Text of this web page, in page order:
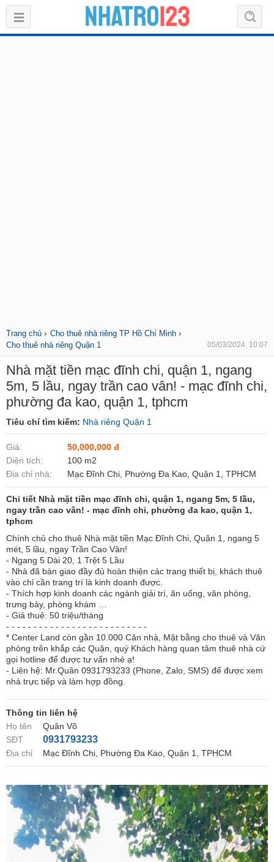
Trang chủ › Cho thuê nhà riêng TP Hồ Chí Minh ›
Cho thuê nhà riêng Quận 1 05/03/2024, 10:07
Nhà mặt tiền mạc đĩnh chi, quận 1, ngang
5m, 5 lầu, ngay trần cao vân! - mạc đĩnh chi,
phường đa kao, quận 1, tphcm
Tiêu chí tìm kiếm: Nhà riêng Quận 1
Giá:
50,000,000 đ
Diện tích:
100 m2
Địa chỉ nhà:
Mạc Đĩnh Chi, Phường Đa Kao, Quận 1, TPHCM
Chi tiết Nhà mặt tiền mạc đĩnh chi, quận 1, ngang 5m, 5 lầu,
ngay trần cao vân! - mạc đĩnh chi, phường đa kao, quận 1,
tphcm
Chính chủ cho thuê Nhà mặt tiền Mạc Đĩnh Chi, Quận 1, ngang 5
mét, 5 lầu, ngay Trần Cao Vân!
- Ngang 5 Dài 20, 1 Trệt 5 Lầu
- Nhà đã bàn giao đầy đủ hoàn thiện các trang thiết bị, khách thuê
vào chỉ cần trang trí là kinh doanh được.
- Thích hợp kinh doanh các ngành giải trí, ăn uống, văn phòng,
trưng bày, phòng khám …
- Giá thuê: 50 triệu/tháng
- - - - - - - - - - - - - - - - - - - - - - - - - -
* Center Land còn gần 10.000 Căn nhà, Mặt bằng cho thuê và Văn
phòng trên khắp các Quận, quý Khách hàng quan tâm thuê nhà cứ
gọi hotline để được tư vấn nhé ạ!
- Liên hệ: Mr.Quân 0931793233 (Phone, Zalo, SMS) để được xem
nhà trực tiếp và làm hợp đồng.
Thông tin liên hệ
Họ tên
Quân Võ
SĐT
0931793233
Địa chỉ Mạc Đĩnh Chi, Phường Đa Kao, Quận 1, TPHCM